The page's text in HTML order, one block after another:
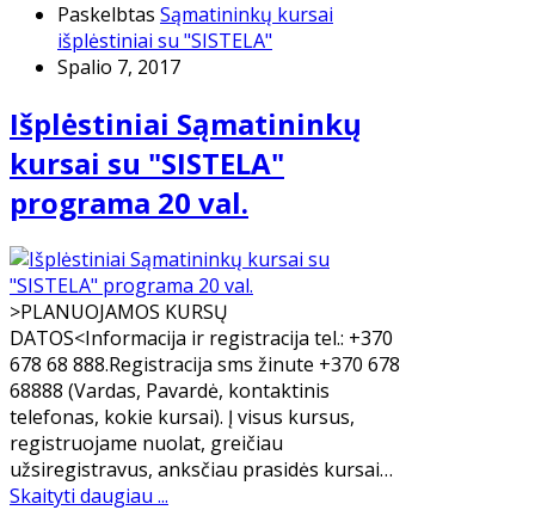
Paskelbtas Sąmatininkų kursai
išplėstiniai su "SISTELA"
Spalio 7, 2017
Išplėstiniai Sąmatininkų
kursai su "SISTELA"
programa 20 val.
>PLANUOJAMOS KURSŲ
DATOS<Informacija ir registracija tel.: +370
678 68 888.Registracija sms žinute +370 678
68888 (Vardas, Pavardė, kontaktinis
telefonas, kokie kursai). Į visus kursus,
registruojame nuolat, greičiau
užsiregistravus, anksčiau prasidės kursai…
Skaityti daugiau ...